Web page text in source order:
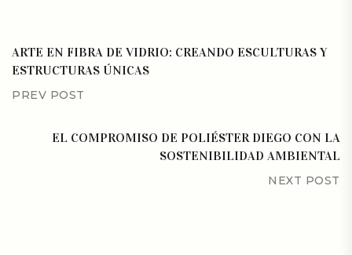
ARTE EN FIBRA DE VIDRIO: CREANDO ESCULTURAS Y
ESTRUCTURAS ÚNICAS
PREV POST
EL COMPROMISO DE POLIÉSTER DIEGO CON LA
SOSTENIBILIDAD AMBIENTAL
NEXT POST